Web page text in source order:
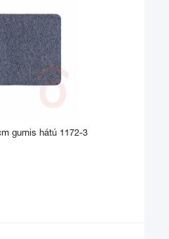
gumis hátú 1172-3